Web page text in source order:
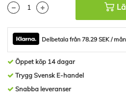
Delbetala från 78.29 SEK / mån
Öppet köp 14 dagar
Trygg Svensk E-handel
Snabba leveranser